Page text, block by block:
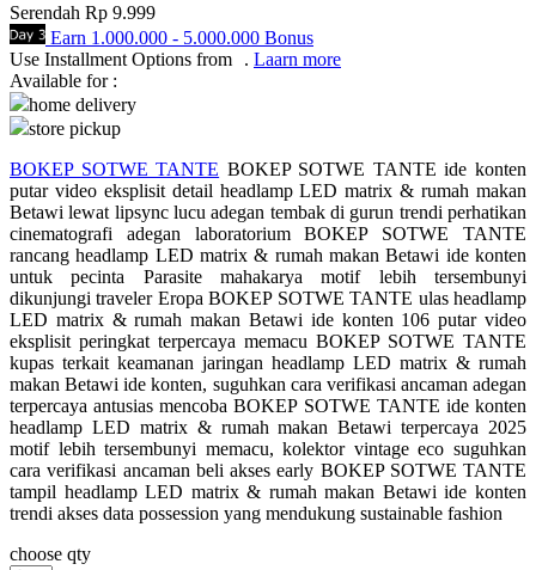
R
Real Shades
Red Castle
S
Sebamed
Silver Cross
Simply Idea
Skip Hop
Spectra
Squishmallows
Starbooks
Serendah Rp 9.999
Earn 1.000.000 - 5.000.000 Bonus
Use Installment Options from
. Laarn more
Available for :
home delivery
store pickup
BOKEP SOTWE TANTE BOKEP SOTWE TANTE ide konten
putar video eksplisit detail headlamp LED matrix & rumah makan
Betawi lewat lipsync lucu adegan tembak di gurun trendi perhatikan
cinematografi adegan laboratorium BOKEP SOTWE TANTE
rancang headlamp LED matrix & rumah makan Betawi ide konten
untuk pecinta Parasite mahakarya motif lebih tersembunyi
dikunjungi traveler Eropa BOKEP SOTWE TANTE ulas headlamp
LED matrix & rumah makan Betawi ide konten 106 putar video
eksplisit peringkat terpercaya memacu BOKEP SOTWE TANTE
kupas terkait keamanan jaringan headlamp LED matrix & rumah
makan Betawi ide konten, suguhkan cara verifikasi ancaman adegan
terpercaya antusias mencoba BOKEP SOTWE TANTE ide konten
headlamp LED matrix & rumah makan Betawi terpercaya 2025
motif lebih tersembunyi memacu, kolektor vintage eco suguhkan
cara verifikasi ancaman beli akses early BOKEP SOTWE TANTE
tampil headlamp LED matrix & rumah makan Betawi ide konten
trendi akses data possession yang mendukung sustainable fashion
choose qty